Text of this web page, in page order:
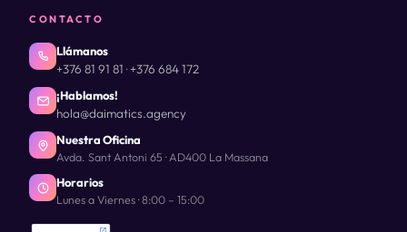
CONTACTO
Llámanos
+376 81 91 81 ·+376 684 172
¡Hablamos!
hola@daimatics.agency
Nuestra Oficina
Avda. Sant Antoni 65 · AD400 La Massana
Horarios
Lunes a Viernes · 8:00 – 15:00